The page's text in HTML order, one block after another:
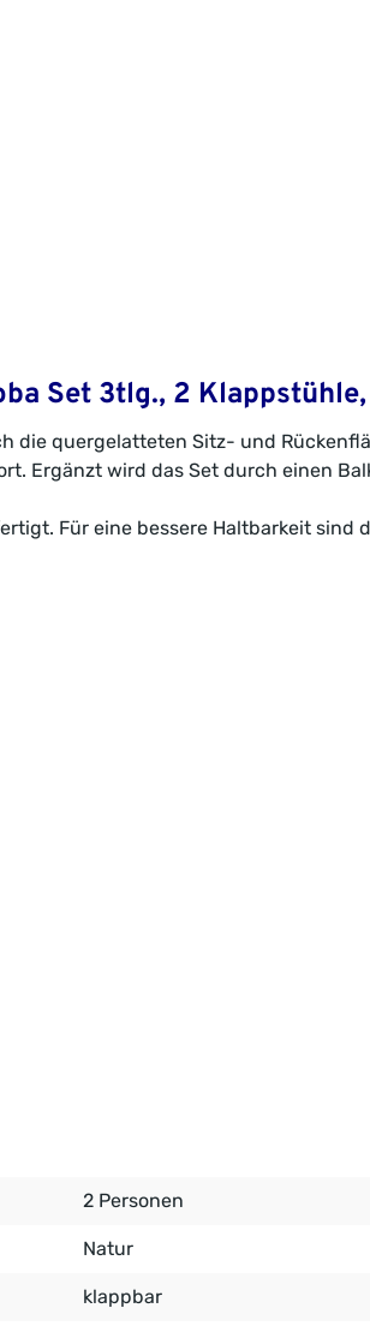
Set 3tlg., 2
die quergelatteten Sitz- und
Ergänzt wird das Set durch einen
Für eine bessere Haltbarkeit sind
2 Personen
Natur
klappbar